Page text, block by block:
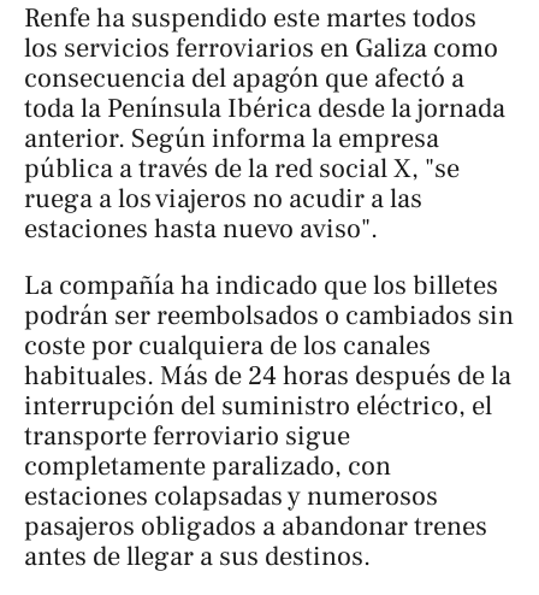
Renfe ha suspendido este martes todos
los servicios ferroviarios en Galiza como
consecuencia del apagón que afectó a
toda la Península Ibérica desde la jornada
anterior. Según informa la empresa
pública a través de la red social X, "se
ruega a los viajeros no acudir a las
estaciones hasta nuevo aviso".
La compañía ha indicado que los billetes
podrán ser reembolsados o cambiados sin
coste por cualquiera de los canales
habituales. Más de 24 horas después de la
interrupción del suministro eléctrico, el
transporte ferroviario sigue
completamente paralizado, con
estaciones colapsadas y numerosos
pasajeros obligados a abandonar trenes
antes de llegar a sus destinos.